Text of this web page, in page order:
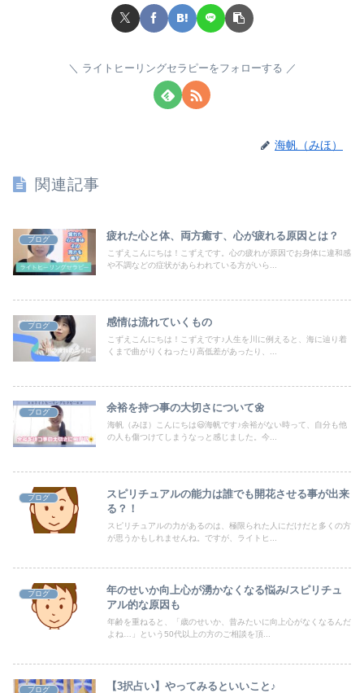
ライトヒーリングセラピーをフォローする
海帆（みほ）
関連記事
ブログ 疲れた心と体、両方癒す、心が疲れる原因とは？
こずえこんにちは！こずえです。心の疲れが原因でお身体に違和感
や不調などの症状があらわれている方がいら...
ブログ 感情は流れていくもの
こずえこんにちは！こずえです♪人生を川に例えると、海に辿り着
くまで曲がりくねったり高低差があったり、...
ブログ 余裕を持つ事の大切さについて🌼
海帆（みほ）こんにちは😃海帆です♪余裕がない時って、自分も他
の人も傷つけてしまうなっと感じました。今...
ブログ
スピリチュアルの能力は誰でも開花させる事が出来
る？！
スピリチュアルの力があるのは、極限られた人にだけだと多くの方
が思うかもしれませんね。ですが、ライトヒ...
ブログ
年のせいか向上心が湧かなくなる悩み/スピリチュ
アル的な原因も
年齢を重ねると、「歳のせいか、昔みたいに向上心がなくなるんだ
よね…」という50代以上の方のご相談を頂...
ブログ 【3択占い】やってみるといいこと♪